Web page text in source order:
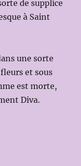
de supplice
à Saint
une sorte
et sous
est morte,
Diva.